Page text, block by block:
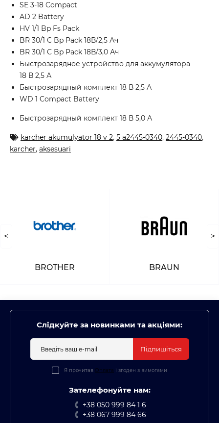
SE 3-18 Compact
AD 2 Battery
HV 1/1 Bp Fs Pack
BR 30/1 C Bp Pack 18В/2,5 Ач
BR 30/1 C Bp Pack 18В/3,0 Ач
Быстрозарядное устройство для аккумулятора
18 В 2,5 А
Быстрозарядный комплект 18 В 2,5 А
WD 1 Compact Battery
Быстрозарядный комплект 18 В 5,0 А
karcher akumulyator 18 v 2, 5 a2445-0340, 2445-0340,
karcher, aksesuari
<
BROTHER BRAUN
>
Слідкуйте за новинками та акціями:
Підпишіться
Я прочитав Оплата і згоден з вимогами
Зателефонуйте нам:
+38 050 999 84 1 6
+38 067 999 84 66